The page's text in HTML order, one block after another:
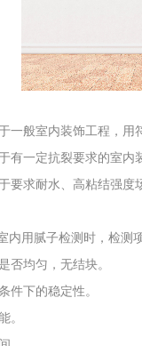
一般室内装饰工程，用
有一定抗裂要求的室内
要求耐水、高粘结强度
用腻子检测时，检测
否均匀，无结块。
件下的稳定性。
。